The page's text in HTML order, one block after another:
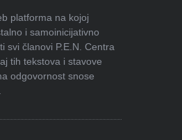
platforma na kojoj
i samoinicijativno
svi članovi P.E.N. Centra
tih tekstova i stavove
odgovornost snose